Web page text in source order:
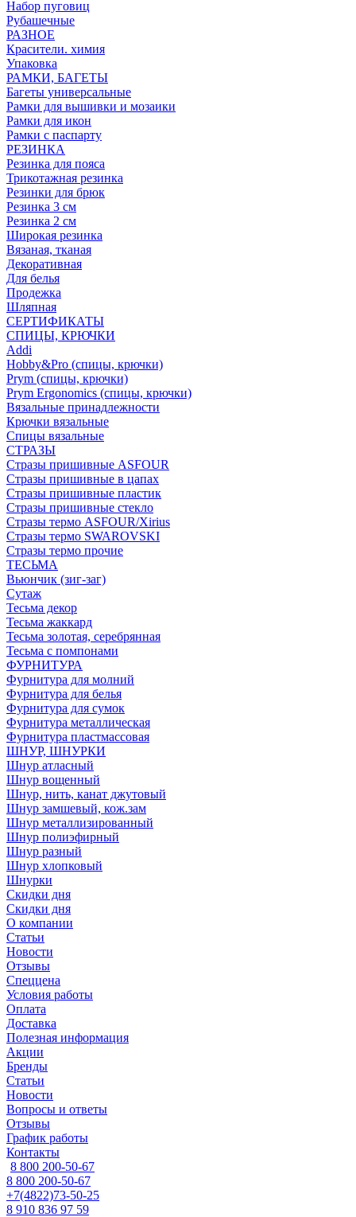
Набор пуговиц
Рубашечные
РАЗНОЕ
Красители. химия
Упаковка
РАМКИ, БАГЕТЫ
Багеты универсальные
Рамки для вышивки и мозаики
Рамки для икон
Рамки с паспарту
РЕЗИНКА
Резинка для пояса
Трикотажная резинка
Резинки для брюк
Резинка 3 см
Резинка 2 см
Широкая резинка
Вязаная, тканая
Декоративная
Для белья
Продежка
Шляпная
СЕРТИФИКАТЫ
СПИЦЫ, КРЮЧКИ
Addi
Hobby&Pro (спицы, крючки)
Prym (спицы, крючки)
Prym Ergonomics (спицы, крючки)
Вязальные принадлежности
Крючки вязальные
Спицы вязальные
СТРАЗЫ
Стразы пришивные ASFOUR
Стразы пришивные в цапах
Стразы пришивные пластик
Стразы пришивные стекло
Стразы термо ASFOUR/Xirius
Стразы термо SWAROVSKI
Стразы термо прочие
ТЕСЬМА
Вьюнчик (зиг-заг)
Сутаж
Тесьма декор
Тесьма жаккард
Тесьма золотая, серебрянная
Тесьма с помпонами
ФУРНИТУРА
Фурнитура для молний
Фурнитура для белья
Фурнитура для сумок
Фурнитура металлическая
Фурнитура пластмассовая
ШНУР, ШНУРКИ
Шнур атласный
Шнур вощенный
Шнур, нить, канат джутовый
Шнур замшевый, кож.зам
Шнур металлизированный
Шнур полиэфирный
Шнур разный
Шнур хлопковый
Шнурки
Скидки дня
Скидки дня
О компании
Статьи
Новости
Отзывы
Спеццена
Условия работы
Оплата
Доставка
Полезная информация
Акции
Бренды
Статьи
Новости
Вопросы и ответы
Отзывы
График работы
Контакты
8 800 200-50-67
8 800 200-50-67
+7(4822)73-50-25
8 910 836 97 59